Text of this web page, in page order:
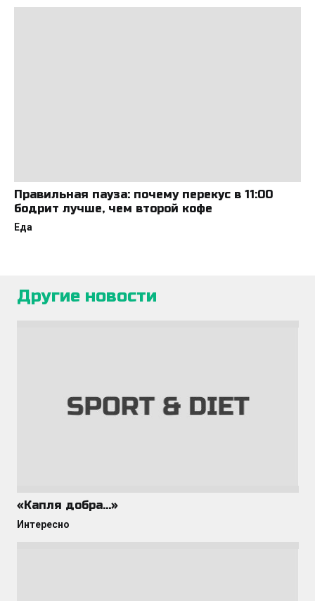
Правильная пауза: почему перекус в 11:00
бодрит лучше, чем второй кофе
Еда
Другие новости
«Капля добра…»
Интересно